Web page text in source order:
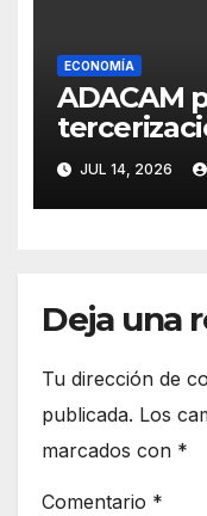
ECONOMÍA
ADACAM
decisiva
JUL 14, 2026
Deja una
Tu dirección de
publicada. Los
marcados con *
Comentario *